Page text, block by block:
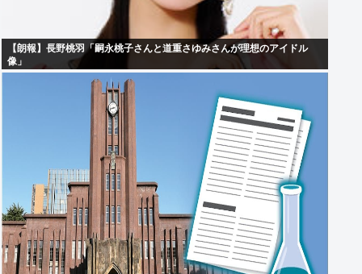
【朗報】長野桃羽「嗣永桃子さんと道重さゆみさんが理想のアイドル
像」